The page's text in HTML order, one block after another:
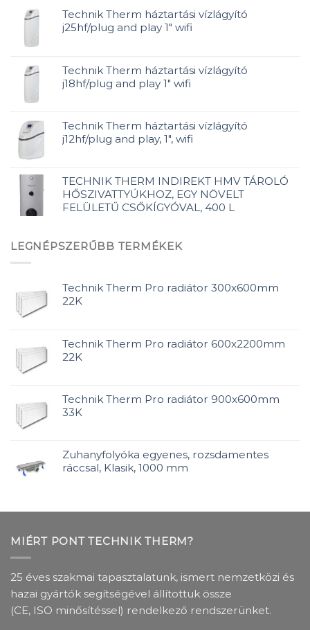
Technik Therm háztartási vízlágyító
j25hf/plug and play 1" wifi
Technik Therm háztartási vízlágyító
j18hf/plug and play 1" wifi
Technik Therm háztartási vízlágyító
j12hf/plug and play, 1", wifi
TECHNIK THERM INDIREKT HMV TÁROLÓ
HŐSZIVATTYÚKHOZ, EGY NÖVELT
FELÜLETŰ CSŐKÍGYÓVAL, 400 L
LEGNÉPSZERŰBB TERMÉKEK
Technik Therm Pro radiátor 300x600mm
22K
Technik Therm Pro radiátor 600x2200mm
22K
Technik Therm Pro radiátor 900x600mm
33K
Zuhanyfolyóka egyenes, rozsdamentes
ráccsal, Klasik, 1000 mm
MIÉRT PONT TECHNIK THERM?
25 éves szakmai tapasztalatunk, ismert nemzetközi és
hazai gyártók segítségével állítottuk össze
(CE, ISO minősítéssel) rendelkező rendszerünket.